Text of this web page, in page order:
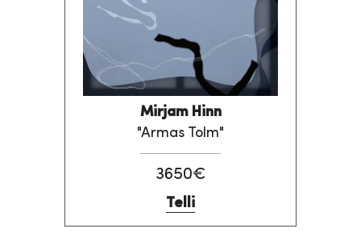
Mirjam Hinn
"Armas Tolm"
3650€
Telli